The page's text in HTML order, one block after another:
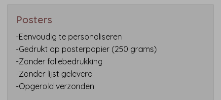
Posters
-Eenvoudig te personaliseren
-Gedrukt op posterpapier (250 grams)
-Zonder foliebedrukking
-Zonder lijst geleverd
-Opgerold verzonden